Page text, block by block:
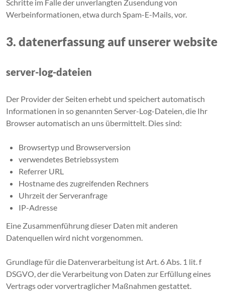
Schritte im Falle der unverlangten Zusendung von
Werbeinformationen, etwa durch Spam-E-Mails, vor.
3. datenerfassung auf unserer website
server-log-dateien
Der Provider der Seiten erhebt und speichert automatisch
Informationen in so genannten Server-Log-Dateien, die Ihr
Browser automatisch an uns übermittelt. Dies sind:
Browsertyp und Browserversion
verwendetes Betriebssystem
Referrer URL
Hostname des zugreifenden Rechners
Uhrzeit der Serveranfrage
IP-Adresse
Eine Zusammenführung dieser Daten mit anderen
Datenquellen wird nicht vorgenommen.
Grundlage für die Datenverarbeitung ist Art. 6 Abs. 1 lit. f
DSGVO, der die Verarbeitung von Daten zur Erfüllung eines
Vertrags oder vorvertraglicher Maßnahmen gestattet.